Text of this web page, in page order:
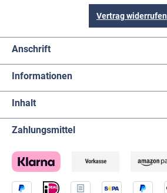
Vertrag widerrufen
Anschrift
Informationen
Inhalt
Zahlungsmittel